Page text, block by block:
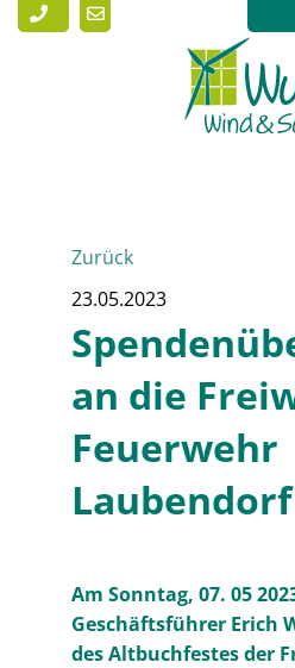
Zurück
23.05.2023
an die
Feuerwehr
Laubendorf
Am Sonntag, 07. 05
Geschäftsführer Erich
des Altbuchfestes der